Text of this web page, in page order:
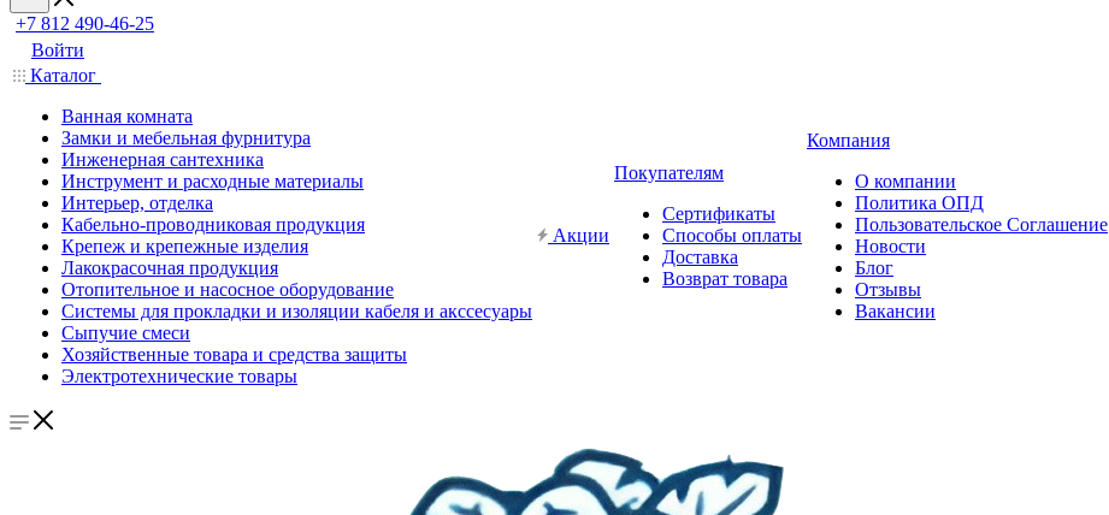
+7 812 490-46-25
Войти
Каталог
Ванная комната
Замки и мебельная фурнитура
Инженерная сантехника
Инструмент и расходные материалы
Интерьер, отделка
Кабельно-проводниковая продукция
Крепеж и крепежные изделия
Лакокрасочная продукция
Отопительное и насосное оборудование
Системы для прокладки и изоляции кабеля и акссесуары
Сыпучие смеси
Хозяйственные товара и средства защиты
Электротехнические товары
Акции
Покупателям
Сертификаты
Способы оплаты
Доставка
Возврат товара
Компания
О компании
Политика ОПД
Пользовательское Соглашение
Новости
Блог
Отзывы
Вакансии